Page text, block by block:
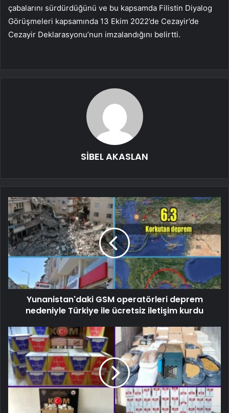
çabalarını sürdürdüğünü ve bu kapsamda Filistin Diyalog
Görüşmeleri kapsamında 13 Ekim 2022’de Cezayir’de
Cezayir Deklarasyonu’nun imzalandığını belirtti.
SİBEL AKASLAN
Yunanistan'daki GSM operatörleri deprem
nedeniyle Türkiye ile ücretsiz iletişim kurdu